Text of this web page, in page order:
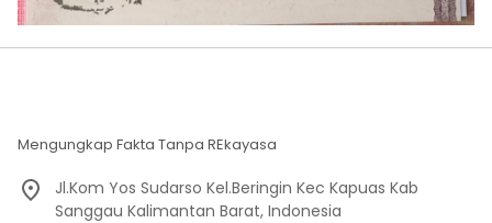
Mengungkap Fakta Tanpa REkayasa
Jl.Kom Yos Sudarso Kel.Beringin Kec Kapuas Kab
Sanggau Kalimantan Barat, Indonesia